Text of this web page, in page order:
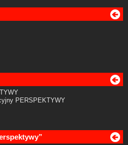
PERSPEKTYWY